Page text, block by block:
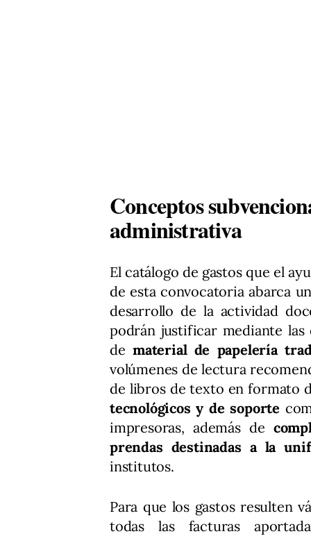
Conceptos
administrativa
El catálogo de gastos que el
de esta convocatoria abarca
desarrollo de la actividad
podrán justificar mediante las
de material de papelería
volúmenes de lectura
de libros de texto en formato
tecnológicos y de soporte
impresoras, además de
prendas destinadas a la
institutos.
Para que los gastos resulten
todas las facturas